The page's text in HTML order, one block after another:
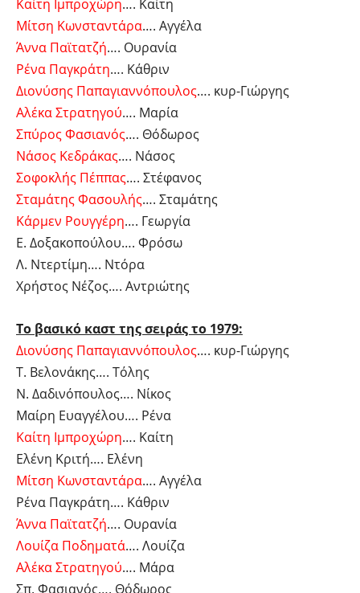
Καίτη Ιμπροχώρη…. Καίτη
Μίτση Κωνσταντάρα…. Αγγέλα
Άννα Παϊτατζή…. Ουρανία
Ρένα Παγκράτη…. Κάθριν
Διονύσης Παπαγιαννόπουλος…. κυρ-Γιώργης
Αλέκα Στρατηγού…. Μαρία
Σπύρος Φασιανός…. Θόδωρος
Νάσος Κεδράκας…. Νάσος
Σοφοκλής Πέππας…. Στέφανος
Σταμάτης Φασουλής…. Σταμάτης
Κάρμεν Ρουγγέρη…. Γεωργία
Ε. Δοξακοπούλου…. Φρόσω
Λ. Ντερτίμη…. Ντόρα
Χρήστος Νέζος…. Αντριώτης
Το βασικό καστ της σειράς το 1979:
Διονύσης Παπαγιαννόπουλος…. κυρ-Γιώργης
Τ. Βελονάκης…. Τόλης
Ν. Δαδινόπουλος…. Νίκος
Μαίρη Ευαγγέλου…. Ρένα
Καίτη Ιμπροχώρη…. Καίτη
Ελένη Κριτή…. Ελένη
Μίτση Κωνσταντάρα…. Αγγέλα
Ρένα Παγκράτη…. Κάθριν
Άννα Παϊτατζή…. Ουρανία
Λουίζα Ποδηματά…. Λουίζα
Αλέκα Στρατηγού…. Μάρα
Σπ. Φασιανός…. Θόδωρος